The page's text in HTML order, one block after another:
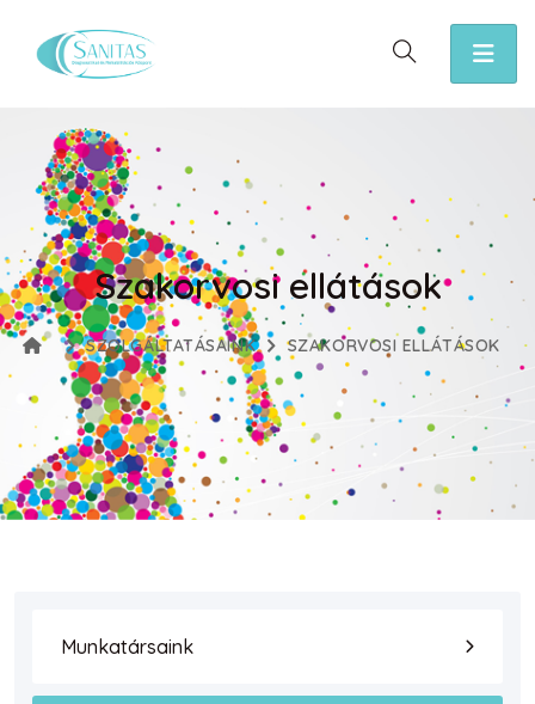
Szakorvosi ellátások
SZOLGÁLTATÁSAINK SZAKORVOSI ELLÁTÁSOK
Munkatársaink